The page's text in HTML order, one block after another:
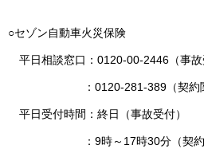
○セゾン自動車火災保険
平日相談窓口：0120-00-2446（事故
：0120-281-389（契約
平日受付時間：終日（事故受付）
：9時～17時30分（契